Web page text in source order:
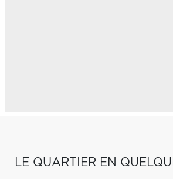
LE QUARTIER EN